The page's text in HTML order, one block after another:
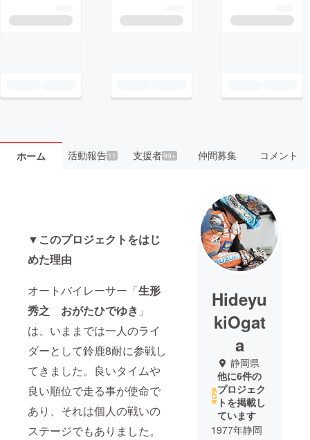
ホーム 活動報告11 支援者99+ 仲間募集 コメント
▼ このプロジェクトをはじ
めた理由
オートバイレーサー「生形
秀之 おがたひでゆき 」
は、いままでは一人のライ
ダーとして鈴鹿8耐に参戦し
てきました。良いタイムや
良い順位で走る事が使命で
あり、それは個人の戦いの
ステージでもありました。
Hideyu
kiOgat
a
静岡県
他に6件の
プロジェク
トを掲載し
ています
1977年静岡